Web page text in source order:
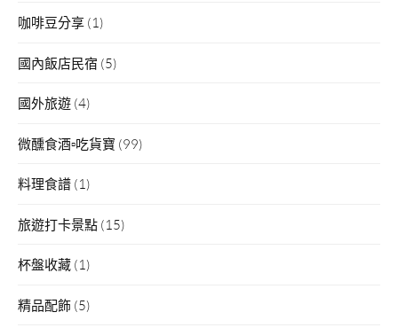
咖啡豆分享 (1)
國內飯店民宿 (5)
國外旅遊 (4)
微醺食酒▫吃貨寶 (99)
料理食譜 (1)
旅遊打卡景點 (15)
杯盤收藏 (1)
精品配飾 (5)